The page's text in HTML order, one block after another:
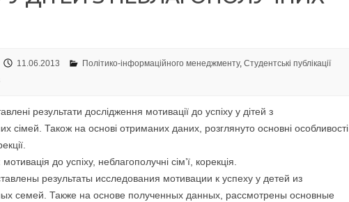
11.06.2013 Політико-інформаційного менеджменту, Студентські публікації
результати дослiдження мотивацiї до успiху у дiтей з
сiмей. Також на основі отриманих даних, розглянуто основні особливості
до успiху, неблагополучнi сiм’ї, корекцiя.
результаты исследования мотивации к успеху у детей из
семей. Также на основе полученных данных, рассмотрены основные